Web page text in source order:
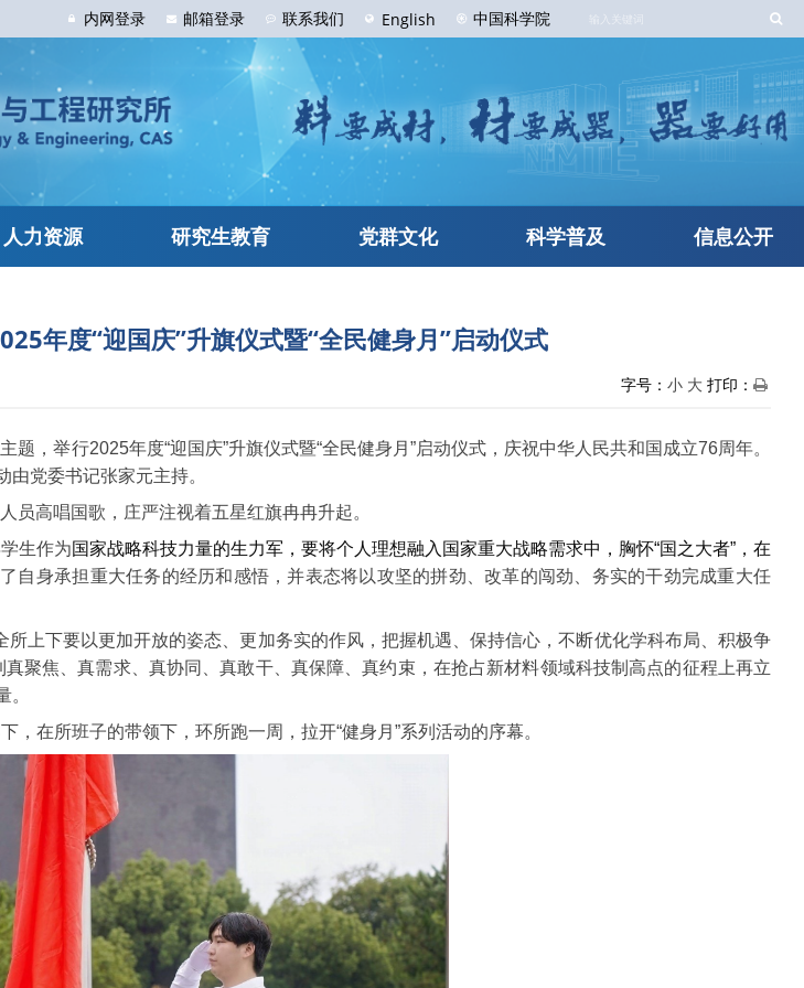
内网登录 邮箱登录 联系我们 English 中国科学院
人力资源 研究生教育 党群文化 科学普及 信息公开
年度“迎国庆”升旗仪式暨“全民健身月”启动仪式
字号： 小 大 打印：
，举行2025年度“迎国庆”升旗仪式暨“全民健身月”启动仪式，庆祝中华人民共和国成立76周年。
党委书记张家元主持。
员高唱国歌，庄严注视着五星红旗冉冉升起。
生作为国家战略科技力量的生力军，要将个人理想融入国家重大战略需求中，胸怀“国之大者”，在
自身承担重大任务的经历和感悟，并表态将以攻坚的拼劲、改革的闯劲、务实的干劲完成重大任
上下要以更加开放的姿态、更加务实的作风，把握机遇、保持信心，不断优化学科布局、积极争
聚焦、真需求、真协同、真敢干、真保障、真约束，在抢占新材料领域科技制高点的征程上再立
在所班子的带领下，环所跑一周，拉开“健身月”系列活动的序幕。